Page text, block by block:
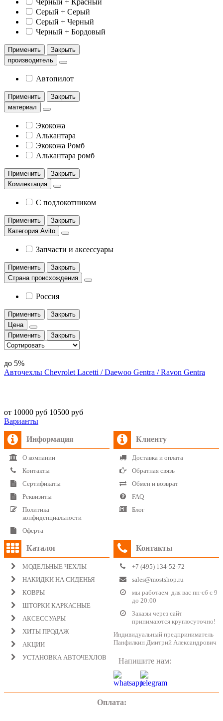
Черный + Красный
Серый + Серый
Серый + Черный
Черный + Бордовый
Применить
Закрыть
производитель
Автопилот
Применить
Закрыть
материал
Экокожа
Алькантара
Экокожа Ромб
Алькантара ромб
Применить
Закрыть
Комлектация
С подлокотником
Применить
Закрыть
Категория Avito
Запчасти и аксессуары
Применить
Закрыть
Страна происхождения
Россия
Применить
Закрыть
Цена
Применить
Закрыть
до 5%
Авточехлы Chevrolet Lacetti / Daewoo Gentra / Ravon Gentra
от 10000 руб 10500 руб
Варианты
Информация
О компании
Контакты
Сертификаты
Реквизиты
Политика
конфиденциальности
Оферта
Клиенту
Доставка и оплата
Обратная связь
Обмен и возврат
FAQ
Блог
Каталог
МОДЕЛЬНЫЕ ЧЕХЛЫ
НАКИДКИ НА СИДЕНЬЯ
КОВРЫ
ШТОРКИ КАРКАСНЫЕ
АКСЕССУАРЫ
ХИТЫ ПРОДАЖ
АКЦИИ
УСТАНОВКА АВТОЧЕХЛОВ
Контакты
+7 (495) 134-52-72
sales@mostshop.ru
мы работаем для вас пн-сб с 9
до 20:00
Заказы через сайт
принимаются круглосуточно!
Индивидуальный предприниматель
Панфилкин Дмитрий Александрович
Напишите нам:
Оплата: